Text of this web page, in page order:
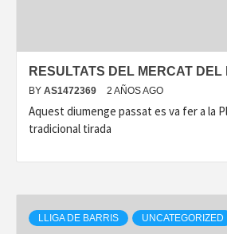
RESULTATS DEL MERCAT DEL
BY AS1472369 2 AÑOS AGO
Aquest diumenge passat es va fer a la
tradicional tirada
LLIGA DE BARRIS UNCATEGORIZED